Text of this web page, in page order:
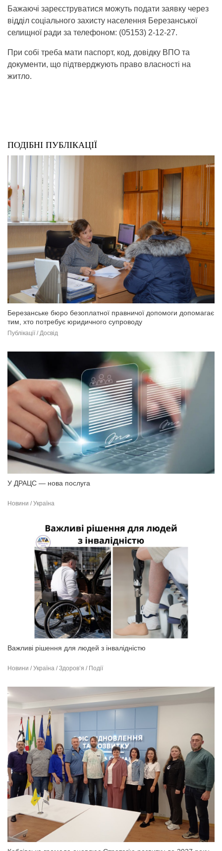
Бажаючі зареєструватися можуть подати заявку через
відділ соціального захисту населення Березанської
селищної ради за телефоном: (05153) 2-12-27.
При собі треба мати паспорт, код, довідку ВПО та
документи, що підтверджують право власності на
житло.
ПОДІБНІ ПУБЛІКАЦІЇ
Березанське бюро безоплатної правничої допомоги допомагає
тим, хто потребує юридичного супроводу
Публікації / Досвід
У ДРАЦС — нова послуга
Новини / Україна
Важливі рішення для людей з інвалідністю
Новини / Україна / Здоров’я / Події